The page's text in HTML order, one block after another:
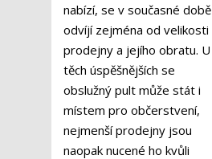
nabízí, se v současné době
odvíjí zejména od velikosti
prodejny a jejího obratu. U
těch úspěšnějších se
obslužný pult může stát i
místem pro občerstvení,
nejmenší prodejny jsou
naopak nucené ho kvůli